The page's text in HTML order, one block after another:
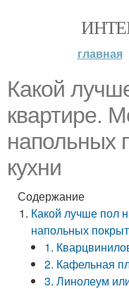
главная
Какой
квартире.
напольных
кухни
Содержание
Какой лучше пол
напольных
1.
2. Кафельная
3. Линолеум